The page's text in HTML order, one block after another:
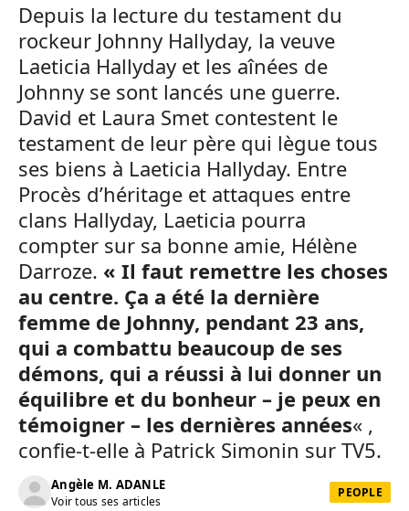
Depuis la lecture du testament du
rockeur Johnny Hallyday, la veuve
Laeticia Hallyday et les aînées de
Johnny se sont lancés une guerre.
David et Laura Smet contestent le
testament de leur père qui lègue tous
ses biens à Laeticia Hallyday. Entre
Procès d’héritage et attaques entre
clans Hallyday, Laeticia pourra
compter sur sa bonne amie, Hélène
Darroze. « Il faut remettre les choses
au centre. Ça a été la dernière
femme de Johnny, pendant 23 ans,
qui a combattu beaucoup de ses
démons, qui a réussi à lui donner un
équilibre et du bonheur – je peux en
témoigner – les dernières années« ,
confie-t-elle à Patrick Simonin sur TV5.
Angèle M. ADANLE
Voir tous ses articles
PEOPLE